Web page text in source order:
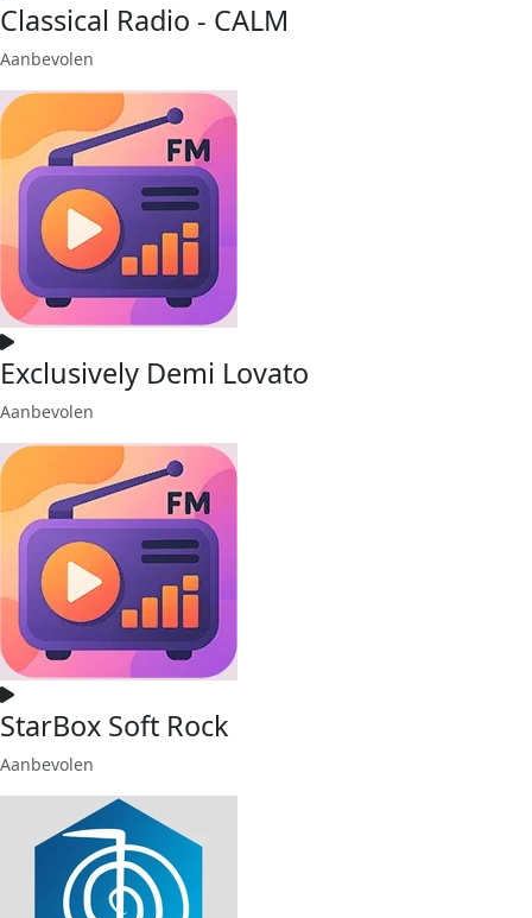
Classical Radio - CALM
Aanbevolen
Exclusively Demi Lovato
Aanbevolen
StarBox Soft Rock
Aanbevolen